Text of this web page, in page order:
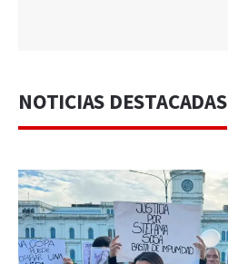
NOTICIAS DESTACADAS